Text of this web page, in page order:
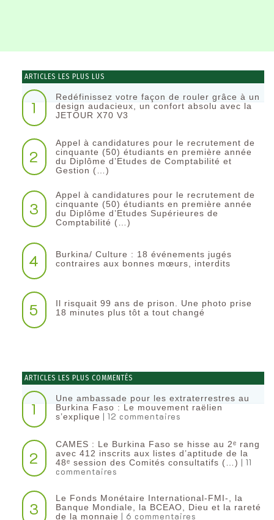
ARTICLES LES PLUS LUS
1
Redéfinissez votre façon de rouler grâce à un
design audacieux, un confort absolu avec la
JETOUR X70 V3
2
Appel à candidatures pour le recrutement de
cinquante (50) étudiants en première année
du Diplôme d’Etudes de Comptabilité et
Gestion (…)
3
Appel à candidatures pour le recrutement de
cinquante (50) étudiants en première année
du Diplôme d’Etudes Supérieures de
Comptabilité (…)
4
Burkina/ Culture : 18 événements jugés
contraires aux bonnes mœurs, interdits
5
Il risquait 99 ans de prison. Une photo prise
18 minutes plus tôt a tout changé
ARTICLES LES PLUS COMMENTÉS
1
Une ambassade pour les extraterrestres au
Burkina Faso : Le mouvement raëlien
s’explique | 12 commentaires
2
CAMES : Le Burkina Faso se hisse au 2ᵉ rang
avec 412 inscrits aux listes d’aptitude de la
48ᵉ session des Comités consultatifs (…) | 11
commentaires
3
Le Fonds Monétaire International-FMI-, la
Banque Mondiale, la BCEAO, Dieu et la rareté
de la monnaie | 6 commentaires